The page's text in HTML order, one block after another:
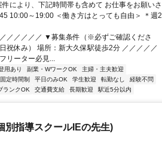
により、下記時間帯も含めて お仕事をお願いさ
10:00～19:00 ＜働き方はとっても自由＞ ＊週2
／／／／／ ▼募集条件（※必ずご確認くださ
祝休み） 場所：新大久保駅徒歩2分 ／／／／／
リーター必見...
用あり 副業・WワークOK
主婦・主夫歓迎
固定時間制 平日のみOK 学生歓迎 転勤なし
経験不問
ランクOK 交通費支給 長期歓迎 駅近5分以内
別指導スクールIEの先生)